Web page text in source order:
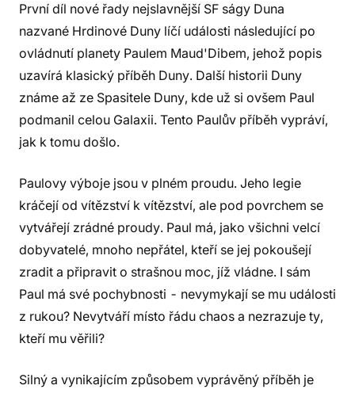
První díl nové řady nejslavnější SF ságy Duna
nazvané Hrdinové Duny líčí události následující po
ovládnutí planety Paulem Maud'Dibem, jehož popis
uzavírá klasický příběh Duny. Další historii Duny
známe až ze Spasitele Duny, kde už si ovšem Paul
podmanil celou Galaxii. Tento Paulův příběh vypráví,
jak k tomu došlo.
Paulovy výboje jsou v plném proudu. Jeho legie
kráčejí od vítězství k vítězství, ale pod povrchem se
vytvářejí zrádné proudy. Paul má, jako všichni velcí
dobyvatelé, mnoho nepřátel, kteří se jej pokoušejí
zradit a připravit o strašnou moc, jíž vládne. I sám
Paul má své pochybnosti - nevymykají se mu události
z rukou? Nevytváří místo řádu chaos a nezrazuje ty,
kteří mu věřili?
Silný a vynikajícím způsobem vyprávěný příběh je